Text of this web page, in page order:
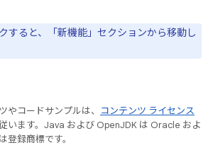
すると、「新機能」セクションから移動し
やコードサンプルは、
コンテンツ ライセンス
います。Java および OpenJDK は Oracle およ
登録商標です。